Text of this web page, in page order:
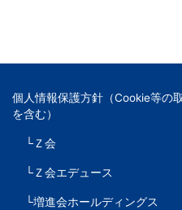
個人情報保護方針（Cookie等の
を含む）
└Ｚ会
└Ｚ会エデュース
└増進会ホールディングス